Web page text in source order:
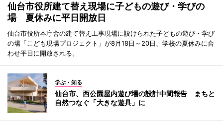
仙台市役所建て替え現場に子どもの遊び・学びの
場 夏休みに平日開放日
仙台市役所本庁舎の建て替え工事現場に設けられた子どもの遊び・学び
の場「こども現場プロジェクト」が8月18日～20日、学校の夏休みに合
わせ平日に開放される。
学ぶ・知る
仙台市、西公園屋内遊び場の設計中間報告 まちと
自然つなぐ「大きな遊具」に